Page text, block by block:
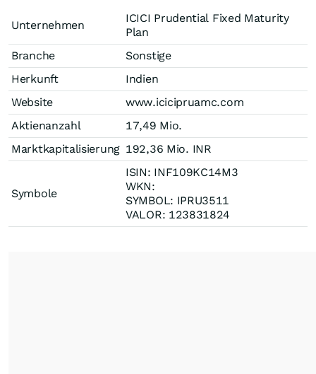
Unternehmen
ICICI Prudential Fixed Maturity
Plan
Branche
Sonstige
Herkunft
Indien
Website
www.icicipruamc.com
Aktienanzahl
17,49 Mio.
Marktkapitalisierung 192,36 Mio. INR
Symbole
ISIN: INF109KC14M3
WKN:
SYMBOL: IPRU3511
VALOR: 123831824